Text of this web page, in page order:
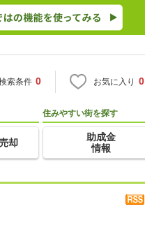
索条件 0 お気に入り 0
却
住みやすい街を探す
助成金
情報